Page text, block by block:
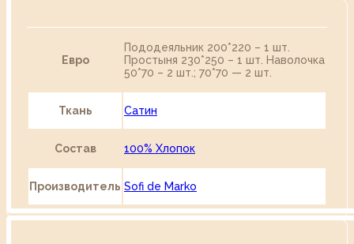
Евро
Пододеяльник 200*220 – 1 шт.
Простыня 230*250 – 1 шт. Наволочка
50*70 – 2 шт.; 70*70 — 2 шт.
Ткань Сатин
Состав 100% Хлопок
Производитель Sofi de Marko